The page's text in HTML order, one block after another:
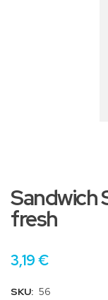
der
Bildgalerie
springen
Sandwich
fresh
3,19 €
SKU: 56